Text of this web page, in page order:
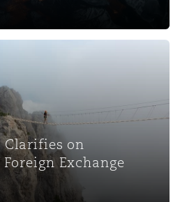
Clarifies on
Exchange